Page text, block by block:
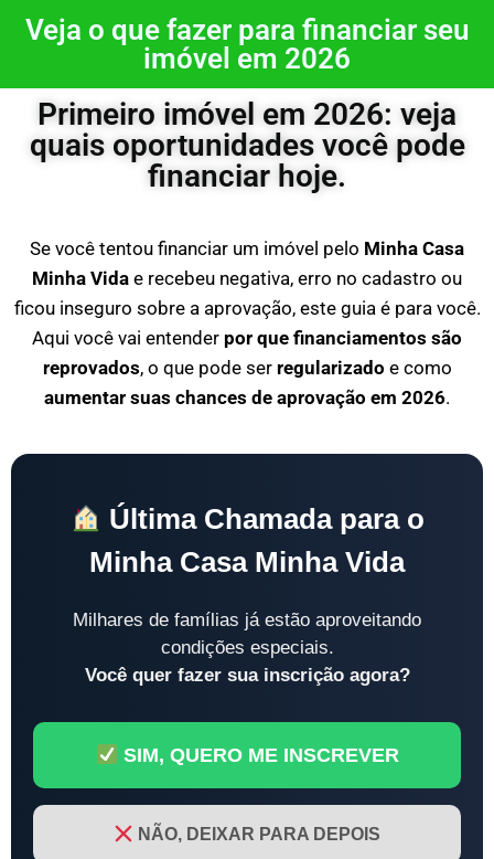
Veja o que fazer para financiar seu
imóvel em 2026
Primeiro imóvel em 2026: veja
quais oportunidades você pode
financiar hoje.
Se você tentou financiar um imóvel pelo Minha Casa
Minha Vida e recebeu negativa, erro no cadastro ou
ficou inseguro sobre a aprovação, este guia é para você.
Aqui você vai entender por que financiamentos são
reprovados, o que pode ser regularizado e como
aumentar suas chances de aprovação em 2026.
Última Chamada para o
Minha Casa Minha Vida
Milhares de famílias já estão aproveitando
condições especiais.
Você quer fazer sua inscrição agora?
SIM, QUERO ME INSCREVER
NÃO, DEIXAR PARA DEPOIS